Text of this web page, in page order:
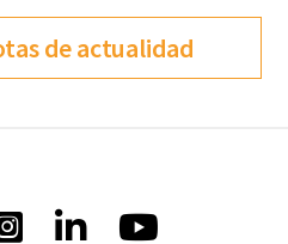
de actualidad